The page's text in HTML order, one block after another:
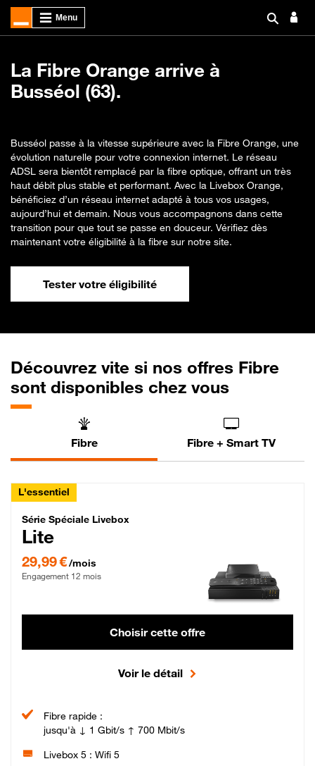
La Fibre Orange arrive à
Busséol (63).
Busséol passe à la vitesse supérieure avec la Fibre Orange, une
évolution naturelle pour votre connexion internet. Le réseau
ADSL sera bientôt remplacé par la fibre optique, offrant un très
haut débit plus stable et performant. Avec la Livebox Orange,
bénéficiez d’un réseau internet adapté à tous vos usages,
aujourd’hui et demain. Nous vous accompagnons dans cette
transition pour que tout se passe en douceur. Vérifiez dès
maintenant votre éligibilité à la fibre sur notre site.
Tester votre éligibilité
Découvrez vite si nos offres Fibre
sont disponibles chez vous
Fibre Fibre + Smart TV
L'essentiel
Série Spéciale Livebox Lite Fibre
Série Spéciale Livebox
Lite
29,99 €/mois
Engagement 12 mois
Choisir cette offre
Voir le détail
Fibre rapide :
jusqu'à ↓ 1 Gbit/s ↑ 700 Mbit/s
Livebox 5 : Wifi 5